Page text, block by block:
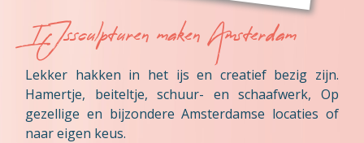
IJssculpturen maken Amsterdam
Lekker hakken in het ijs en creatief bezig zijn.
Hamertje, beiteltje, schuur- en schaafwerk, Op
gezellige en bijzondere Amsterdamse locaties of
naar eigen keus.